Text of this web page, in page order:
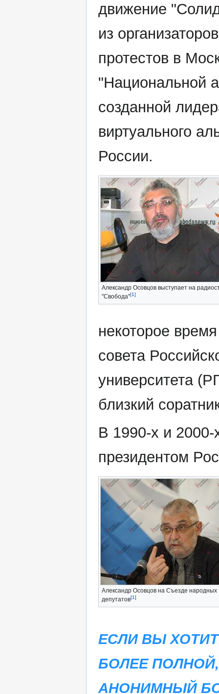
движение
из
протестов в
"Национальной
созданной
виртуального
России.
Александр Осовцов выступает на
"Свобода"[1]
некоторое
совета
университета
близкий
В 1990-х и
президентом
Александр Осовцов на Съезде народных
депутатов[1]
ЕСЛИ ВЫ
БОЛЕЕ
АНОНИМНЫЙ